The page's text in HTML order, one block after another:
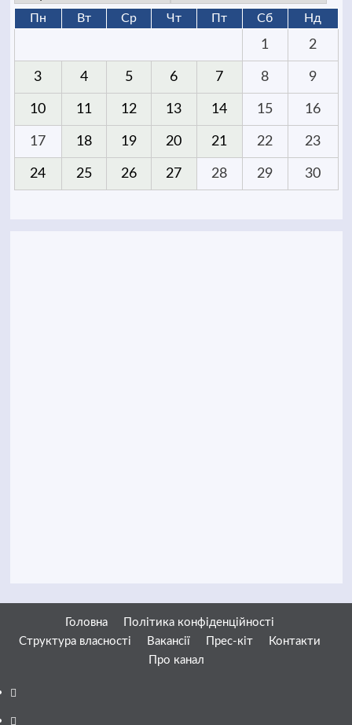
Пн Вт Ср Чт Пт Сб Нд
1 2
3 4 5 6 7 8 9
10 11 12 13 14 15 16
17 18 19 20 21 22 23
24 25 26 27 28 29 30
Головна
Політика конфіденційності
Структура власності
Вакансії Прес-кіт
Контакти
Про канал
Facebook
YouTube